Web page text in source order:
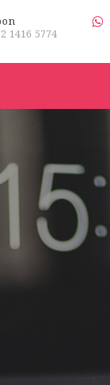
1416 5774